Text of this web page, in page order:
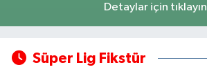
Detaylar için tıklayın
Süper Lig Fikstür